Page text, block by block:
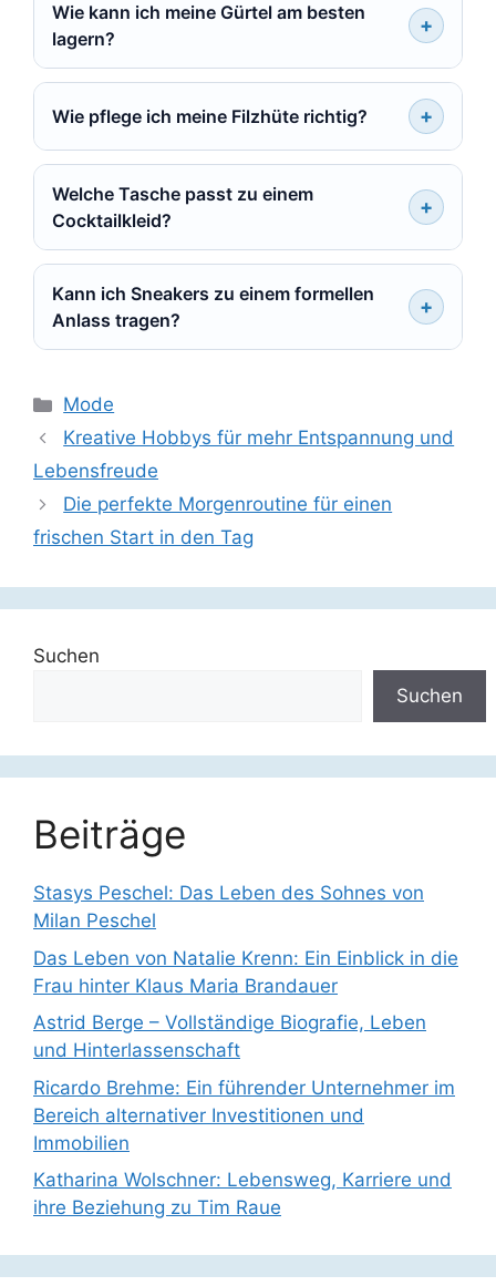
Wie kann ich meine Gürtel am besten
lagern?
Wie pflege ich meine Filzhüte richtig?
Welche Tasche passt zu einem
Cocktailkleid?
Kann ich Sneakers zu einem formellen
Anlass tragen?
Kategorien
Mode
Kreative Hobbys für mehr Entspannung und
Lebensfreude
Die perfekte Morgenroutine für einen
frischen Start in den Tag
Suchen
Suchen
Beiträge
Stasys Peschel: Das Leben des Sohnes von
Milan Peschel
Das Leben von Natalie Krenn: Ein Einblick in die
Frau hinter Klaus Maria Brandauer
Astrid Berge – Vollständige Biografie, Leben
und Hinterlassenschaft
Ricardo Brehme: Ein führender Unternehmer im
Bereich alternativer Investitionen und
Immobilien
Katharina Wolschner: Lebensweg, Karriere und
ihre Beziehung zu Tim Raue